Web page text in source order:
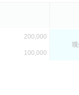
200,000
現
100,000